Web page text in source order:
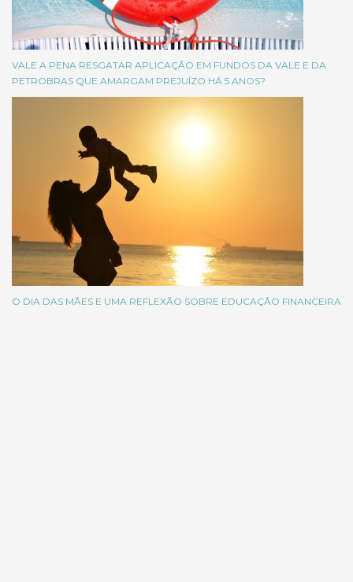
VALE A PENA RESGATAR APLICAÇÃO EM FUNDOS DA VALE E DA
PETROBRAS QUE AMARGAM PREJUÍZO HÁ 5 ANOS?
O DIA DAS MÃES E UMA REFLEXÃO SOBRE EDUCAÇÃO FINANCEIRA